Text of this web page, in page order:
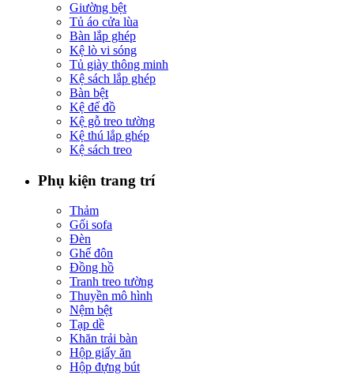
Giường bệt
Tủ áo cửa lùa
Bàn lắp ghép
Kệ lò vi sóng
Tủ giày thông minh
Kệ sách lắp ghép
Bàn bệt
Kệ để đồ
Kệ gỗ treo tường
Kệ thú lắp ghép
Kệ sách treo
Phụ kiện trang trí
Thảm
Gối sofa
Đèn
Ghế đôn
Đồng hồ
Tranh treo tường
Thuyền mô hình
Nệm bệt
Tạp dề
Khăn trải bàn
Hộp giấy ăn
Hộp đựng bút